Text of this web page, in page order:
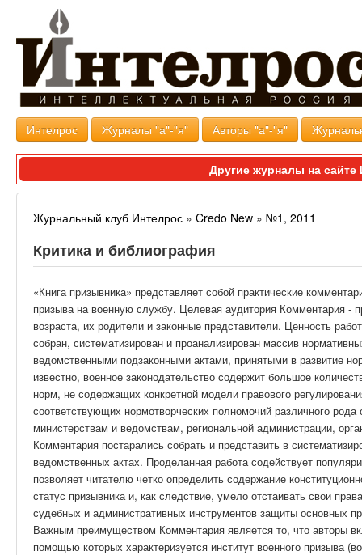
Интелрос Журналы "а"-"я" Авторы "а"-"я"
Другие журналы на
Журнальный клуб Интелрос » Credo New » №1, 2011
Критика и библиография
«Книга призывника» представляет собой практические
призыва на военную службу. Целевая аудитория Комментария -
возраста, их родители и законные представители. Ценность
собран, систематизирован и проанализирован массив
ведомственными подзаконными актами, принятыми в развитие
известно, военное законодательство содержит большое
норм, не содержащих конкретной модели правового
соответствующих нормотворческих полномочий различного
министерствам и ведомствам, региональной администрации,
Комментария постарались собрать и представить в
ведомственных актах. Проделанная работа содействует
позволяет читателю четко определить содержание
статус призывника и, как следствие, умело отстаивать свои
судебных и административных инструментов защиты основных
Важным преимуществом Комментария является то, что авторы
помощью которых характеризуется институт военного призыва